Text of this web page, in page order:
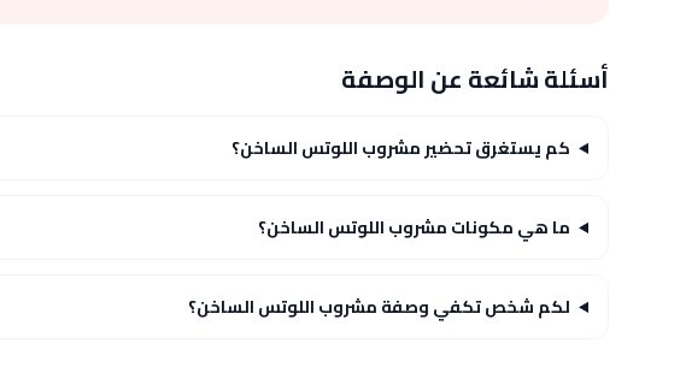
أسئلة شائعة عن الوصفة
كم يستغرق تحضير مشروب اللوتس الساخن؟
ما هي مكونات مشروب اللوتس الساخن؟
لكم شخص تكفي وصفة مشروب اللوتس الساخن؟